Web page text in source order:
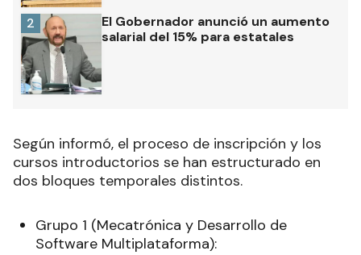
El Gobernador anunció un aumento
salarial del 15% para estatales
2
Según informó, el proceso de inscripción y los
cursos introductorios se han estructurado en
dos bloques temporales distintos.
Grupo 1 (Mecatrónica y Desarrollo de
Software Multiplataforma):